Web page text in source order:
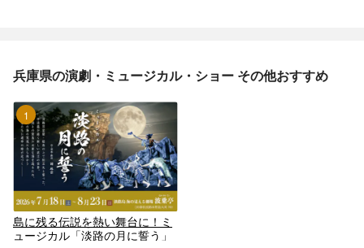
兵庫県の演劇・ミュージカル・ショー その他おすすめ
1位
島に残る伝説を熱い舞台に！ミ
ュージカル「淡路の月に誓う」